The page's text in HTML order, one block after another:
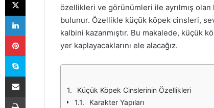
özellikleri ve görünümleri ile ayrılmış olan
bulunur. Özellikle küçük köpek cinsleri,
kalbini kazanmıştır. Bu makalede, küçük
yer kaplayacaklarını ele alacağız.
Küçük Köpek Cinslerinin Özellikleri
Karakter Yapıları
LinkedIn
Pinterest
Skype
E-Posta ile paylaş